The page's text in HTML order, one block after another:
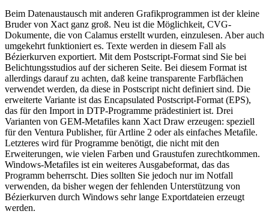
Beim Datenaustausch mit anderen Grafikprogrammen ist der kleine
Bruder von Xact ganz groß. Neu ist die Möglichkeit, CVG-
Dokumente, die von Calamus erstellt wurden, einzulesen. Aber auch
umgekehrt funktioniert es. Texte werden in diesem Fall als
Bézierkurven exportiert. Mit dem Postscript-Format sind Sie bei
Belichtungsstudios auf der sicheren Seite. Bei diesem Format ist
allerdings darauf zu achten, daß keine transparente Farbflächen
verwendet werden, da diese in Postscript nicht definiert sind. Die
erweiterte Variante ist das Encapsulated Postscript-Format (EPS),
das für den Import in DTP-Programme prädestiniert ist. Drei
Varianten von GEM-Metafiles kann Xact Draw erzeugen: speziell
für den Ventura Publisher, für Artline 2 oder als einfaches Metafile.
Letzteres wird für Programme benötigt, die nicht mit den
Erweiterungen, wie vielen Farben und Graustufen zurechtkommen.
Windows-Metafiles ist ein weiteres Ausgabeformat, das das
Programm beherrscht. Dies sollten Sie jedoch nur im Notfall
verwenden, da bisher wegen der fehlenden Unterstützung von
Bézierkurven durch Windows sehr lange Exportdateien erzeugt
werden.